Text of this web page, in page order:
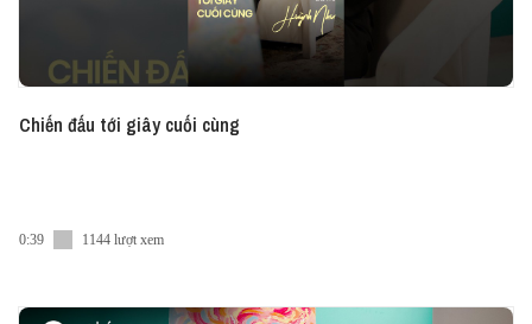
Chiến đấu tới giây cuối cùng
0:39 1144 lượt xem